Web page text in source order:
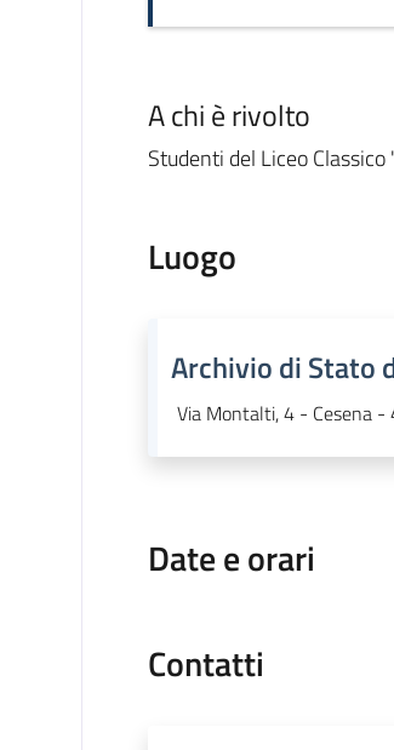
A chi è rivolto
Studenti del Liceo
Luogo
Archivio di Stato
Via Montalti, 4 - Cesena -
Date e orari
Contatti